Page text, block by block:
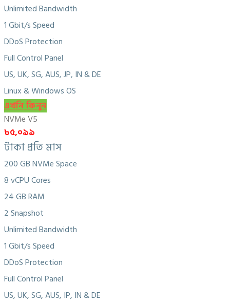
Unlimited Bandwidth
1 Gbit/s Speed
DDoS Protection
Full Control Panel
US, UK, SG, AUS, JP, IN & DE
Linux & Windows OS
এখনি কিনুন
NVMe V5
৳৫,০৯৯
টাকা প্রতি মাস
200 GB NVMe Space
8 vCPU Cores
24 GB RAM
2 Snapshot
Unlimited Bandwidth
1 Gbit/s Speed
DDoS Protection
Full Control Panel
US, UK, SG, AUS, IP, IN & DE